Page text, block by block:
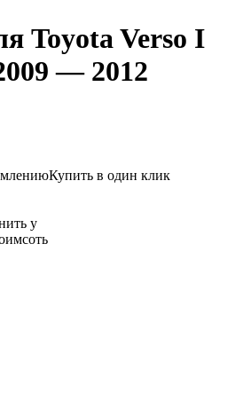
Toyota Verso I
— 2012
Купить в один клик
у